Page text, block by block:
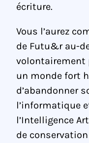
écriture.
Vous l’aurez
de Futu&r au-
volontairement
un monde fort
d’abandonner
l’informatique
l’Intelligence
de